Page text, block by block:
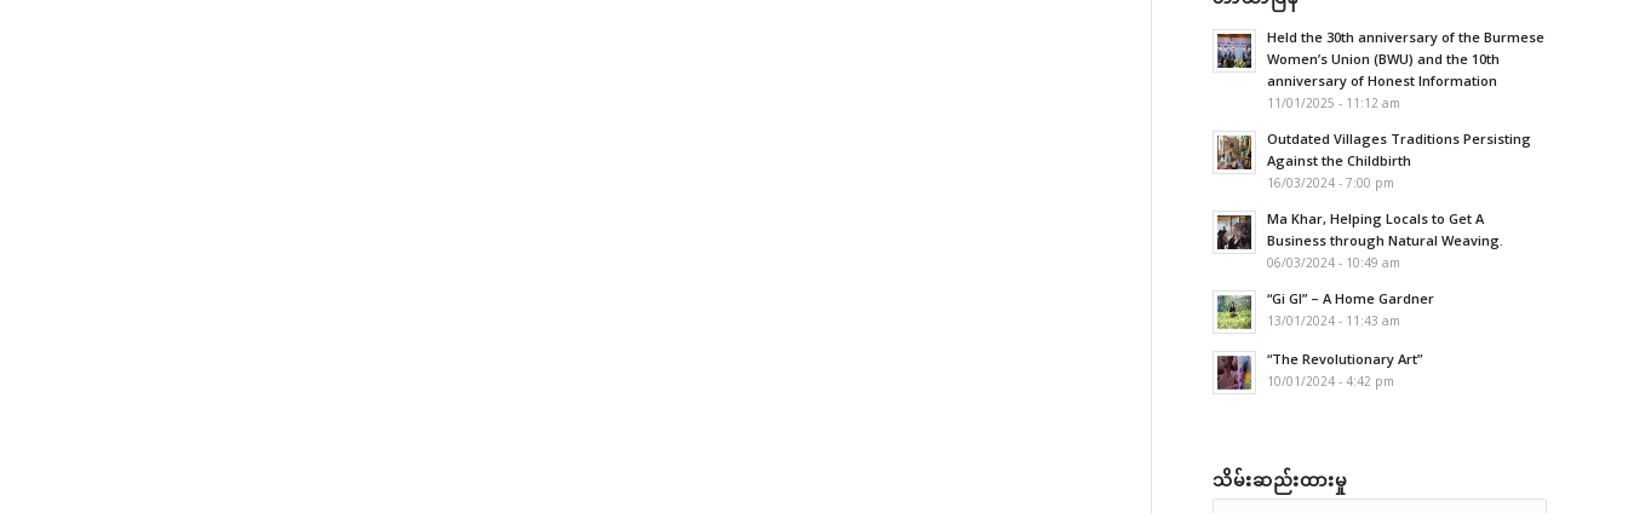
Held the 30th anniversary of the Burmese
Women’s Union (BWU) and the 10th
anniversary of Honest Information
11/01/2025 - 11:12 am
Outdated Villages Traditions Persisting
Against the Childbirth
16/03/2024 - 7:00 pm
Ma Khar, Helping Locals to Get A
Business through Natural Weaving.
06/03/2024 - 10:49 am
“Gi GI” – A Home Gardner
13/01/2024 - 11:43 am
“The Revolutionary Art”
10/01/2024 - 4:42 pm
သိမ်းဆည်းထားမှု